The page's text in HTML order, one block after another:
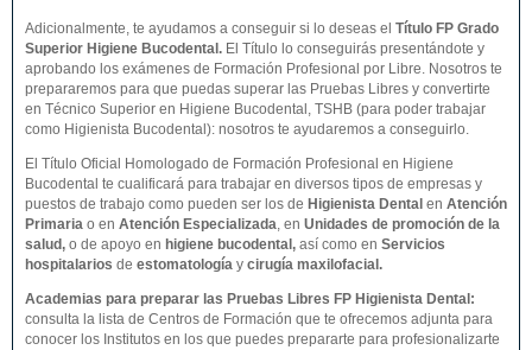
Adicionalmente, te ayudamos a conseguir si lo deseas el Título FP Grado
Superior Higiene Bucodental . El Título lo conseguirás presentándote y
aprobando los exámenes de Formación Profesional por Libre. Nosotros te
prepararemos para que puedas superar las Pruebas Libres y convertirte
en Técnico Superior en Higiene Bucodental, TSHB (para poder trabajar
como Higienista Bucodental): nosotros te ayudaremos a conseguirlo.
El Título Oficial Homologado de Formación Profesional en Higiene
Bucodental te cualificará para trabajar en diversos tipos de empresas y
puestos de trabajo como pueden ser los de Higienista Dental en Atención
Primaria o en Atención Especializada, en Unidades de promoción de la
salud, o de apoyo en higiene bucodental, así como en Servicios
hospitalarios de estomatología y cirugía maxilofacial.
Academias para preparar las Pruebas Libres FP Higienista Dental:
consulta la lista de Centros de Formación que te ofrecemos adjunta para
conocer los Institutos en los que puedes prepararte para profesionalizarte